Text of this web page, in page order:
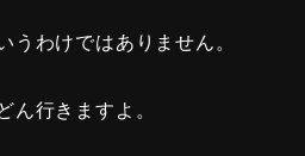
うわけではありません。
ん行きますよ。